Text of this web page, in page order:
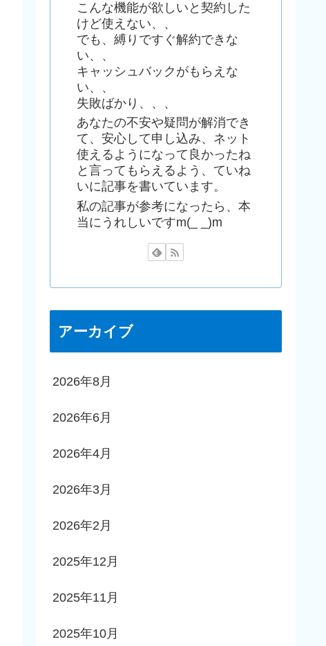
こんな機能が欲しいと契約した
けど使えない、、
でも、縛りですぐ解約できな
い、、
キャッシュバックがもらえな
い、、
失敗ばかり、、、
あなたの不安や疑問が解消でき
て、安心して申し込み、ネット
使えるようになって良かったね
と言ってもらえるよう、ていね
いに記事を書いています。
私の記事が参考になったら、本
当にうれしいですm(_ _)m
アーカイブ
2026年8月
2026年6月
2026年4月
2026年3月
2026年2月
2025年12月
2025年11月
2025年10月